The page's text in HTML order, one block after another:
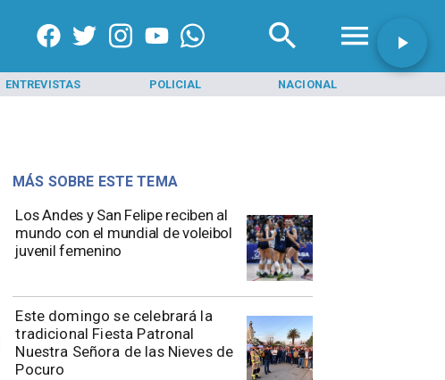
ENTREVISTAS POLICIAL NACIONAL
​​Los Andes y San Felipe reciben al
mundo con el mundial de voleibol
juvenil femenino
Este domingo se celebrará la
tradicional Fiesta Patronal
Nuestra Señora de las Nieves de
Pocuro
MÁS SOBRE ESTE TEMA